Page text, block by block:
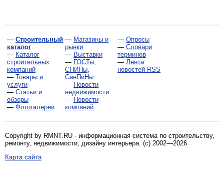
— Строительный
каталог
— Каталог
строительных
компаний
— Товары и
услуги
— Статьи и
обзоры
— Фотогалереи
— Магазины и
рынки
— Выставки
— ГОСТы,
СНИПы,
СанПиНы
— Новости
недвижимости
— Новости
компаний
— Опросы
— Словари
терминов
— Лента
новостей RSS
Copyright by RMNT.RU - информационная система по строительству,
ремонту, недвижимости, дизайну интерьера. (c) 2002—2026
Карта сайта